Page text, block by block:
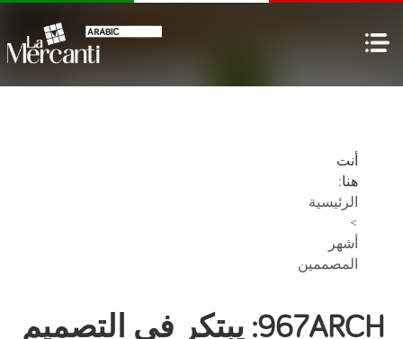
أنت
هنا:
الرئيسية
>
أشهر
المصممين
967ARCH: يبتكر في التصميم